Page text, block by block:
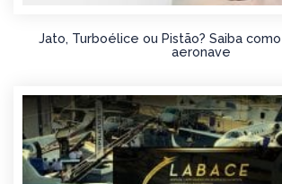
Jato, Turboélice ou Pistão? Saiba
aeronave